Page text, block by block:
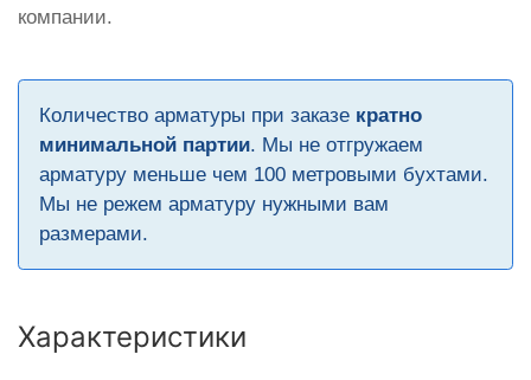
компании.
Количество арматуры при заказе кратно
минимальной партии. Мы не отгружаем
арматуру меньше чем 100 метровыми бухтами.
Мы не режем арматуру нужными вам
размерами.
Характеристики